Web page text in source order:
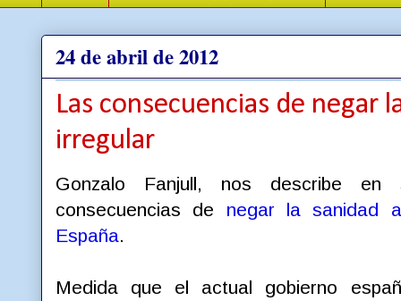
24 de abril de 2012
Las consecuencias de negar
irregular
Gonzalo Fanjull, nos describe
consecuencias de negar la sanidad
España.
Medida que el actual gobierno